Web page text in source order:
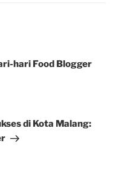
hari Food Blogger
di Kota Malang: